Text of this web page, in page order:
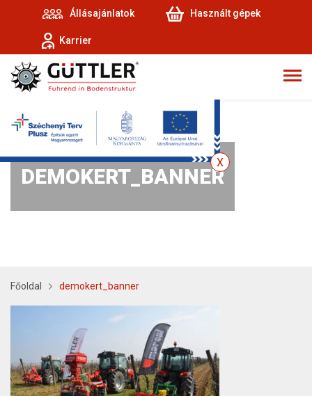
Állásajánlatok Használt gépek
Karrier
DEMOKERT_BANNER
Főoldal demokert_banner